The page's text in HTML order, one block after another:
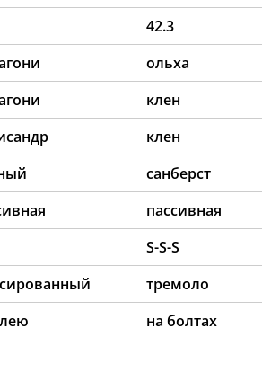
42.3
ольха
клен
клен
санберст
пассивная
S-S-S
тремоло
на болтах